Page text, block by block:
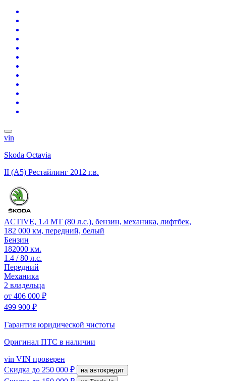
vin
Skoda Octavia
II (A5) Рестайлинг 2012 г.в.
ACTIVE, 1.4 MT (80 л.с.), бензин, механика, лифтбек,
182 000 км, передний, белый
Бензин
182000 км.
1.4 / 80 л.с.
Передний
Механика
2 владельца
от 406 000 ₽
499 900 ₽
Гарантия юридической чистоты
Оригинал ПТС в наличии
vin VIN проверен
Скидка до 250 000 ₽ на автокредит